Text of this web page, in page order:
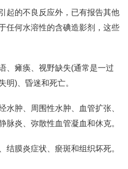
起的不良反应外，已有报告其他
任何水溶性的含碘造影剂，这些
、瘫痪、视野缺失(通常是一过
明)、昏迷和死亡。
水肿、周围性水肿、血管扩张、
脉炎、弥散性血管凝血和休克。
结膜炎症状、瘀斑和组织坏死。